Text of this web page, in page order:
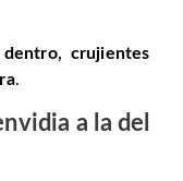
crujientes
.
a la del